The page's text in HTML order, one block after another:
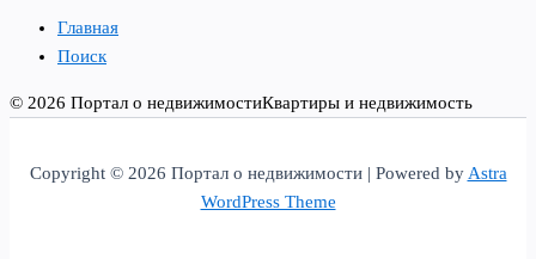
Главная
Поиск
© 2026 Портал о недвижимостиКвартиры и недвижимость
Copyright © 2026 Портал о недвижимости | Powered byAstra
WordPress Theme